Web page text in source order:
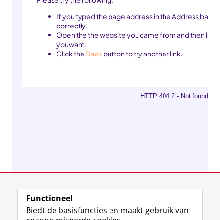
Functioneel
Biedt de basisfuncties en maakt gebruik van